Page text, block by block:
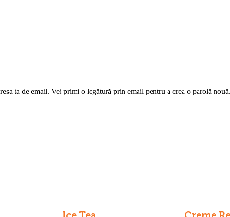
ta de email. Vei primi o legătură prin email pentru a crea o parolă nouă.